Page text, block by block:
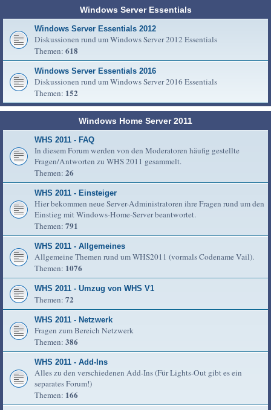
Windows Server Essentials
Windows Server Essentials 2012
Diskussionen rund um Windows Server 2012 Essentials
Themen: 618
Windows Server Essentials 2016
Diskussionen rund um Windows Server 2016 Essentials
Themen: 152
Windows Home Server 2011
WHS 2011 - FAQ
In diesem Forum werden von den Moderatoren häufig gestellte
Fragen/Antworten zu WHS 2011 gesammelt.
Themen: 26
WHS 2011 - Einsteiger
Hier bekommen neue Server-Administratoren ihre Fragen rund um den
Einstieg mit Windows-Home-Server beantwortet.
Themen: 791
WHS 2011 - Allgemeines
Allgemeine Themen rund um WHS2011 (vormals Codename Vail).
Themen: 1076
WHS 2011 - Umzug von WHS V1
Themen: 72
WHS 2011 - Netzwerk
Fragen zum Bereich Netzwerk
Themen: 386
WHS 2011 - Add-Ins
Alles zu den verschiedenen Add-Ins (Für Lights-Out gibt es ein
separates Forum!)
Themen: 166